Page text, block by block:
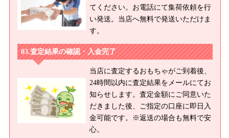
てください。お電話にて集荷依頼を行
い発送。当店へ無料で発送いただけま
す。
査定結果の確認・入金完了
当店に査定するおもちゃがご到着後、
24時間以内に査定結果をメールにてお
知らせします。査定金額にご同意いた
だきました後、ご指定の口座に即日入
金可能です。※返送の場合も無料で安
心。